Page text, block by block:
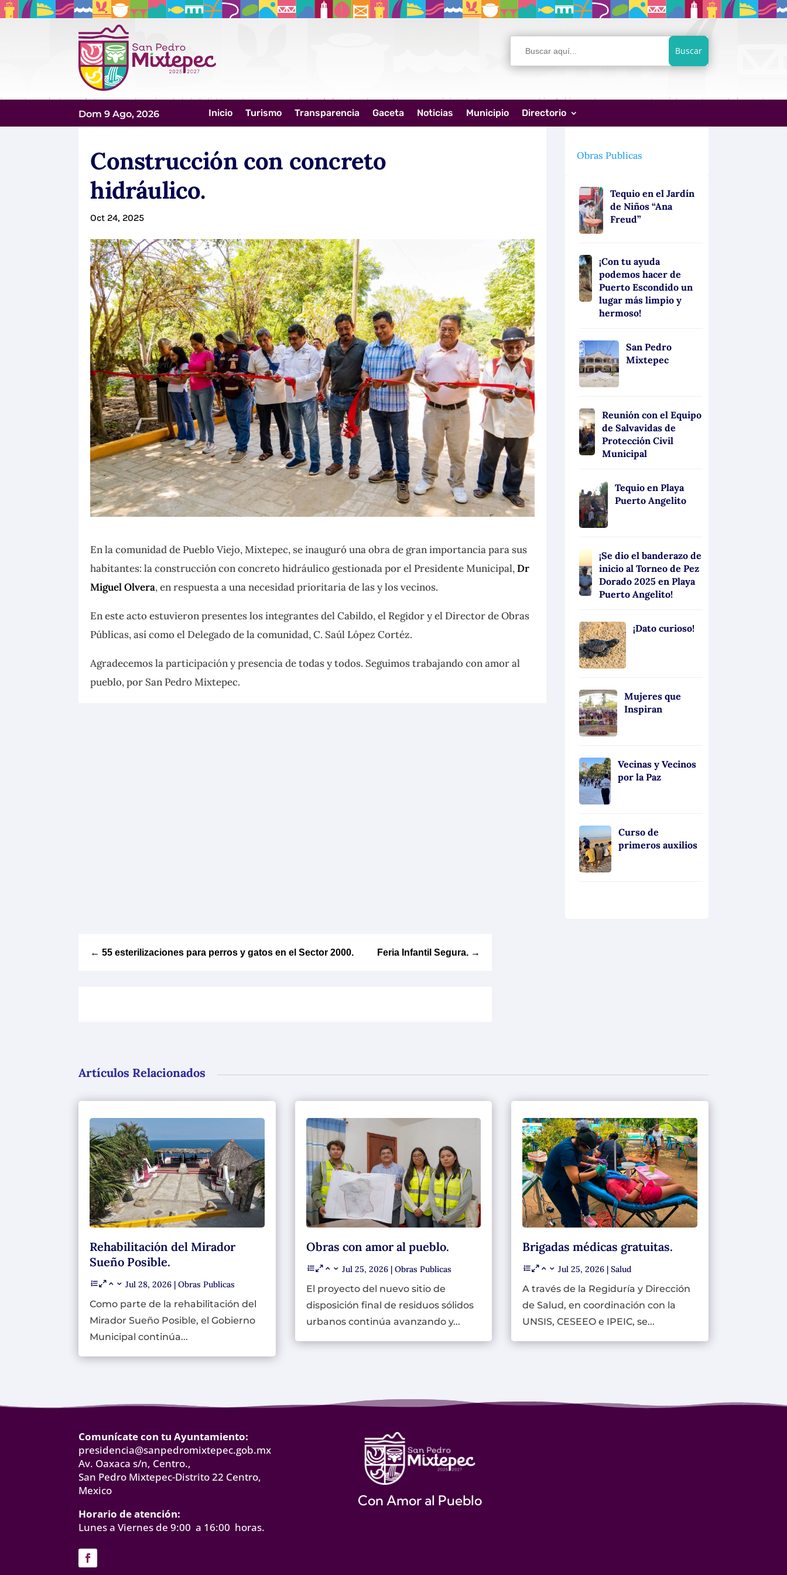
Buscar:
Dom 9 Ago, 2026 Inicio Turismo Transparencia Gaceta Noticias Municipio Directorio
Construcción con concreto
hidráulico.
Oct 24, 2025
En la comunidad de Pueblo Viejo, Mixtepec, se inauguró una obra de gran importancia para sus
habitantes: la construcción con concreto hidráulico gestionada por el Presidente Municipal,Dr
Miguel Olvera, en respuesta a una necesidad prioritaria de las y los vecinos.
En este acto estuvieron presentes los integrantes del Cabildo, el Regidor y el Director de Obras
Públicas, así como el Delegado de la comunidad, C. Saúl López Cortéz.
Agradecemos la participación y presencia de todas y todos. Seguimos trabajando con amor al
pueblo, por San Pedro Mixtepec.
Obras Publicas
Tequio en el Jardín
de Niños “Ana
Freud”
¡Con tu ayuda
podemos hacer de
Puerto Escondido un
lugar más limpio y
hermoso!
San Pedro
Mixtepec
Reunión con el Equipo
de Salvavidas de
Protección Civil
Municipal
Tequio en Playa
Puerto Angelito
¡Se dio el banderazo de
inicio al Torneo de Pez
Dorado 2025 en Playa
Puerto Angelito!
¡Dato curioso!
Mujeres que
Inspiran
Vecinas y Vecinos
por la Paz
Curso de
primeros auxilios
←55 esterilizaciones para perros y gatos en el Sector 2000. Feria Infantil Segura. →
Artículos Relacionados
Rehabilitación del Mirador
Sueño Posible.
Jul 28, 2026 |Obras Publicas
Como parte de la rehabilitación del
Mirador Sueño Posible, el Gobierno
Municipal continúa...
Obras con amor al pueblo.
Jul 25, 2026| Obras Publicas
El proyecto del nuevo sitio de
disposición final de residuos sólidos
urbanos continúa avanzando y...
Brigadas médicas gratuitas.
Jul 25, 2026| Salud
A través de la Regiduría y Dirección
de Salud, en coordinación con la
UNSIS, CESEEO e IPEIC, se...
Comunícate con tu Ayuntamiento:
presidencia@sanpedromixtepec.gob.mx
Av. Oaxaca s/n, Centro.,
San Pedro Mixtepec-Distrito 22 Centro,
Mexico
Horario de atención:
Lunes a Viernes de 9:00 a 16:00 horas.
Con Amor al Pueblo